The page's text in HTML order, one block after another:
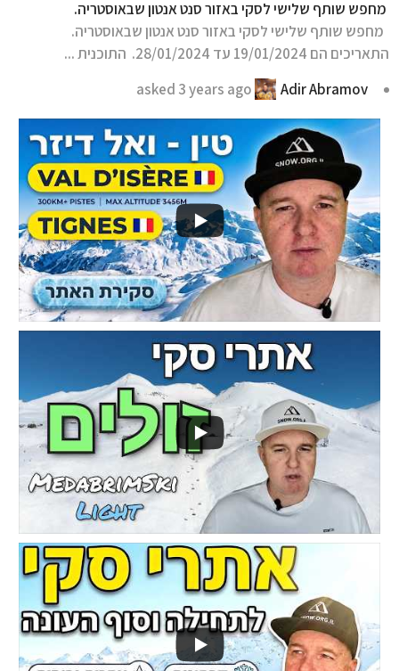
מחפש שותף שלישי לסקי באזור סנט אנטון שבאוסטריה.
מחפש שותף שלישי לסקי באזור סנט אנטון שבאוסטריה.
התאריכים הם 19/01/2024 עד 28/01/2024. התוכנית ...
Adir Abramov
3 years ago